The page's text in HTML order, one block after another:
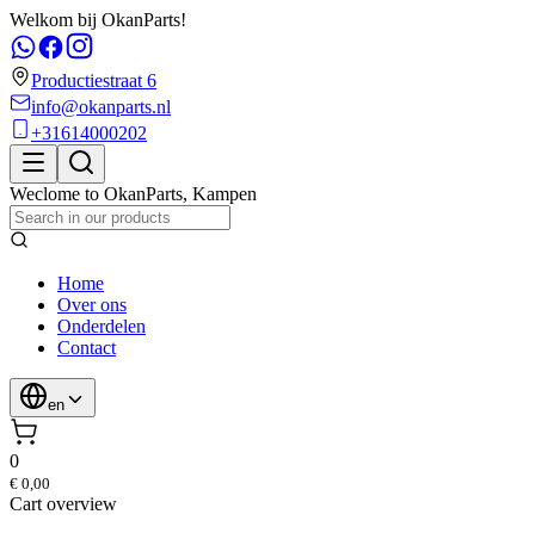
Welkom bij OkanParts!
Productiestraat 6
info@okanparts.nl
+31614000202
Weclome to OkanParts, Kampen
Home
Over ons
Onderdelen
Contact
en
0
€ 0,00
Cart overview